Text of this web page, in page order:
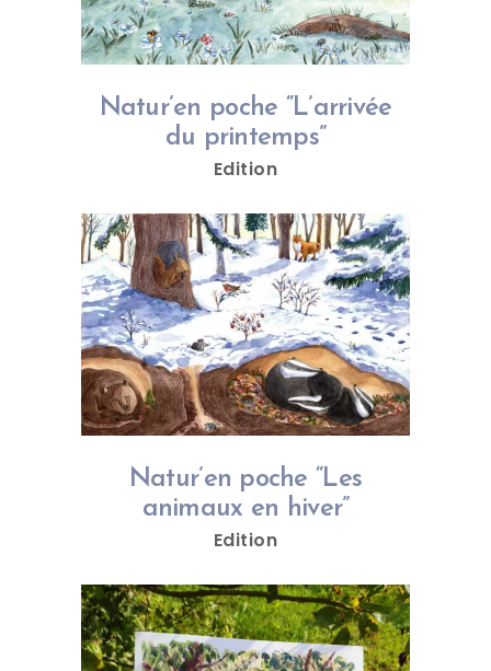
Natur’en poche “L’arrivée
du printemps”
Edition
Natur’en poche “Les
animaux en hiver”
Edition